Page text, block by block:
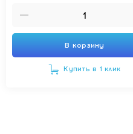
В корзину
Купить в 1 клик